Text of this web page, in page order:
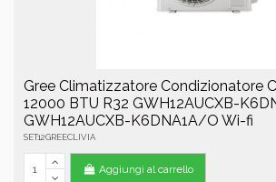
Gree Climatizzatore Condizionatore
12000 BTU R32 GWH12AUCXB-
GWH12AUCXB-K6DNA1A/O Wi-fi
SET12GREECLIVIA
Aggiungi al carrello